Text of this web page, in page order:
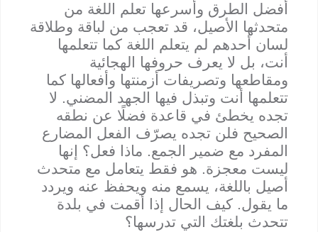
أفضل الطرق وأسرعها تعلم اللغة من
متحدثها الأصيل، قد تعجب من لباقة وطلاقة
لسان أحدهم لم يتعلم اللغة كما تتعلمها
أنت، بل لا يعرف حروفها الهجائية
ومقاطعها وتصريفات أزمنتها وأفعالها كما
تتعلمها أنت وتبذل فيها الجهد المضني. لا
تجده يخطئ في قاعدة فضلًا عن نطقه
الصحيح فلن تجده يصرّف الفعل المضارع
المفرد مع ضمير الجمع. ماذا فعل؟ إنها
ليست معجزة. هو فقط يتعامل مع متحدث
أصيل باللغة، يسمع منه ويحفظ عنه ويردد
ما يقول. كيف الحال إذا أقمت في بلدة
تتحدث بلغتك التي تدرسها؟